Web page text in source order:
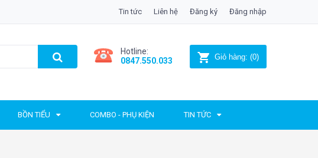
Tin tức Liên hệ Đăng ký Đăng nhập
Hotline:
0847.550.033
Giỏ hàng: (0)
BỒN TIỂU COMBO - PHỤ KIỆN TIN TỨC